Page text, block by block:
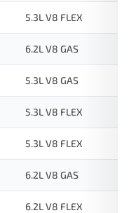
5.3L V8 FLEX
6.2L V8 GAS
5.3L V8 GAS
5.3L V8 FLEX
5.3L V8 FLEX
6.2L V8 GAS
6.2L V8 FLEX